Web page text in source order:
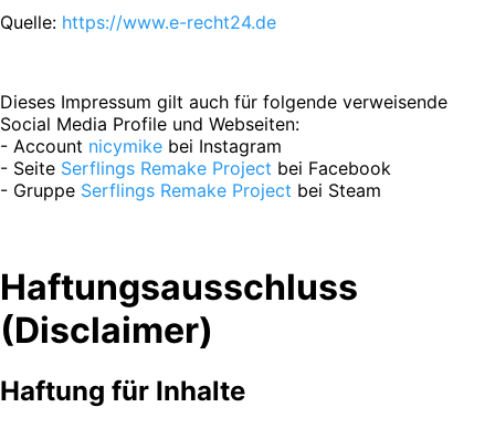
Quelle: https://www.e-recht24.de
Dieses Impressum gilt auch für folgende verweisende
Social Media Profile und Webseiten:
- Account nicymike bei Instagram
- Seite Serflings Remake Project bei Facebook
- Gruppe Serflings Remake Project bei Steam
Haftungsausschluss
(Disclaimer)
Haftung für Inhalte